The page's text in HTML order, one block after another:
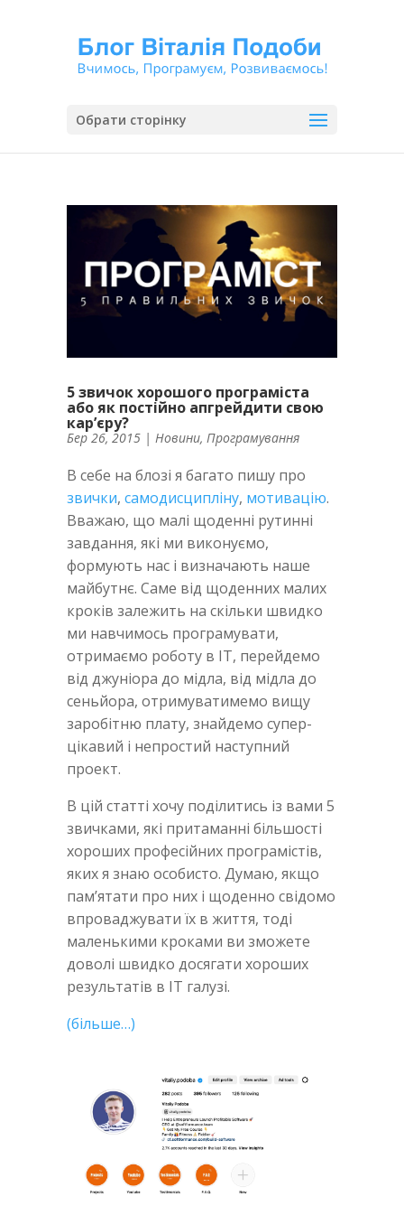
Обрати сторінку
5 звичок хорошого програміста
або як постійно апгрейдити свою
кар’єру?
Бер 26, 2015 | Новини, Програмування
В себе на блозі я багато пишу про
звички, самодисципліну, мотивацію.
Вважаю, що малі щоденні рутинні
завдання, які ми виконуємо,
формують нас і визначають наше
майбутнє. Саме від щоденних малих
кроків залежить на скільки швидко
ми навчимось програмувати,
отримаємо роботу в IT, перейдемо
від джуніора до мідла, від мідла до
сеньйора, отримуватимемо вищу
заробітню плату, знайдемо супер-
цікавий і непростий наступний
проект.
В цій статті хочу поділитись із вами 5
звичками, які притаманні більшості
хороших професійних програмістів,
яких я знаю особисто. Думаю, якщо
пам’ятати про них і щоденно свідомо
впроваджувати їх в життя, тоді
маленькими кроками ви зможете
доволі швидко досягати хороших
результатів в IT галузі.
(більше…)